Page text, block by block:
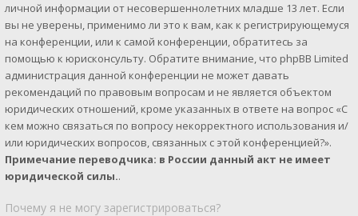
личной информации от несовершеннолетних младше 13 лет. Если
вы не уверены, применимо ли это к вам, как к регистрирующемуся
на конференции, или к самой конференции, обратитесь за
помощью к юрисконсульту. Обратите внимание, что phpBB Limited
администрация данной конференции не может давать
рекомендаций по правовым вопросам и не является объектом
юридических отношений, кроме указанных в ответе на вопрос «С
кем можно связаться по вопросу некорректного использования и/
или юридических вопросов, связанных с этой конференцией?».
Примечание переводчика: в России данный акт не имеет
юридической силы..
Почему я не могу зарегистрироваться?